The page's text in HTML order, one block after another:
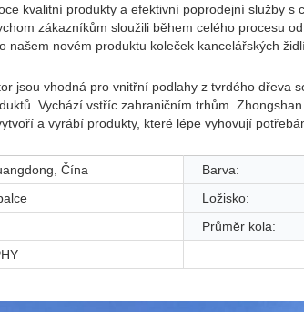
kvalitní produkty a efektivní poprodejní služby s
zákazníkům sloužili během celého procesu
našem novém produktu koleček kancelářských
jsou vhodná pro vnitřní podlahy z tvrdého dřeva
Vychází vstříc zahraničním trhům.
a vyrábí produkty, které lépe vyhovují
Čína Barva:
Ložisko:
Průměr kola: